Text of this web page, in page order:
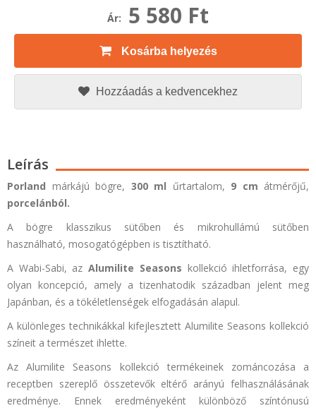
Ár: 5 580 Ft
Kosárba helyezés
Hozzáadás a kedvencekhez
Leírás
Porland márkájú bögre, 300 ml űrtartalom, 9 cm átmérőjű,
porcelánból.
A bögre klasszikus sütőben és mikrohullámú sütőben
használható, mosogatógépben is tisztítható.
A Wabi-Sabi, azAlumilite Seasons kollekció ihletforrása, egy
olyan koncepció, amely a tizenhatodik században jelent meg
Japánban, és a tökéletlenségek elfogadásán alapul.
A különleges technikákkal kifejlesztett Alumilite Seasons kollekció
színeit a természet ihlette.
Az Alumilite Seasons kollekció termékeinek zománcozása a
receptben szereplő összetevők eltérő arányú felhasználásának
eredménye. Ennek eredményeként különböző színtónusú